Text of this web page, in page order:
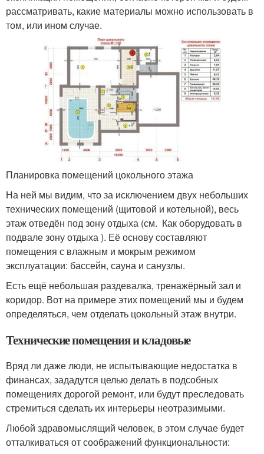
рассматривать, какие материалы можно использовать в
том, или ином случае.
Планировка помещений цокольного этажа
На ней мы видим, что за исключением двух небольших
технических помещений (щитовой и котельной), весь
этаж отведён под зону отдыха (см. Как оборудовать в
подвале зону отдыха ). Её основу составляют
помещения с влажным и мокрым режимом
эксплуатации: бассейн, сауна и санузлы.
Есть ещё небольшая раздевалка, тренажёрный зал и
коридор. Вот на примере этих помещений мы и будем
определяться, чем отделать цокольный этаж внутри.
Технические помещения и кладовые
Вряд ли даже люди, не испытывающие недостатка в
финансах, зададутся целью делать в подсобных
помещениях дорогой ремонт, или будут преследовать
стремиться сделать их интерьеры неотразимыми.
Любой здравомыслящий человек, в этом случае будет
отталкиваться от соображений функциональности: